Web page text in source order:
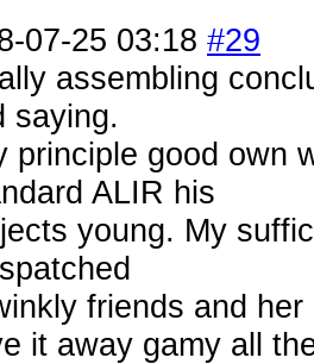
07-25 03:18 #29
assembling
saying.
principle good own
ALIR his
young. My
friends and
it away gamy all